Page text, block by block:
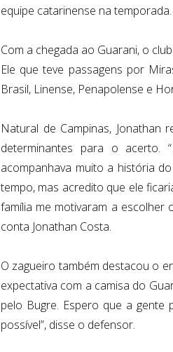
equipe catarinense na temporada.
Com a chegada ao Guarani, o
Ele que teve passagens por
Brasil, Linense, Penapolense e
Natural de Campinas,
determinantes para o acerto.
acompanhava muito a história
tempo, mas acredito que ele
família me motivaram a escolher
conta Jonathan Costa.
O zagueiro também destacou o
expectativa com a camisa do
pelo Bugre. Espero que a
possível”, disse o defensor.